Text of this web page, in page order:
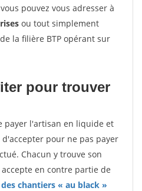
pouvez vous adresser à
ou tout simplement
la filière BTP opérant sur
pour trouver
payer l'artisan en liquide et
pour ne pas payer
Chacun y trouve son
en contre partie de
chantiers « au black »